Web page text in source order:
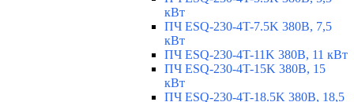
кВт
ПЧ ESQ-230-4T-7.5K 380В, 7,5
кВт
ПЧ ESQ-230-4T-11K 380В, 11 кВт
ПЧ ESQ-230-4T-15K 380В, 15
кВт
ПЧ ESQ-230-4T-18.5K 380В, 18,5